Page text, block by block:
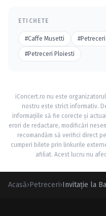
ETICHETE
#Caffe Musetti
#Petreceri Ploiesti
iConcert.ro nu este
nostru este strict informativ.
informațiile să fie corecte și
erori de redactare, modificări
recomandăm să verifici direct
cumperi bilete prin linkurile
afiliat. Acest lucru nu
Acasă›Petreceri›Invitaţie la